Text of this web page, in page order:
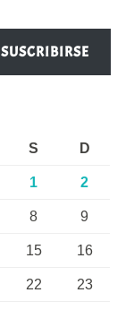
SUSCRIBIRSE
S D
1 2
8 9
15 16
22 23